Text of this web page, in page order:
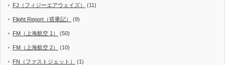
FJ（フィジーエアウェイズ） (11)
Flight Report（搭乗記） (9)
FM（上海航空 1） (50)
FM（上海航空 2） (10)
FN（ファストジェット） (1)